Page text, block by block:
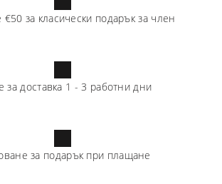
€50 за класически подарък за член
за доставка 1 - 3 работни дни
за подарък при плащане